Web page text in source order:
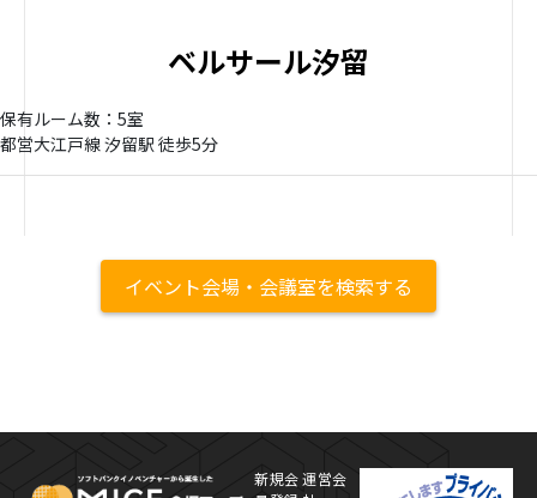
ベルサール汐留
保有ルーム数：5室
都営大江戸線 汐留駅 徒歩5分
イベント会場・会議室を検索する
MICE Platform
新規会運営会